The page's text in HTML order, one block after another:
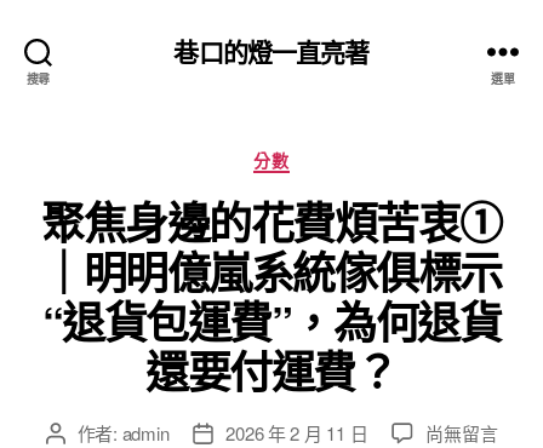
搜尋
巷口的燈一直亮著
選單
分
類
分數
聚焦身邊的花費煩苦衷①
｜明明億嵐系統傢俱標示
“退貨包運費”，為何退貨
還要付運費？
文 作者: admin
文 2026 年 2 月 11 日
在
尚無留言